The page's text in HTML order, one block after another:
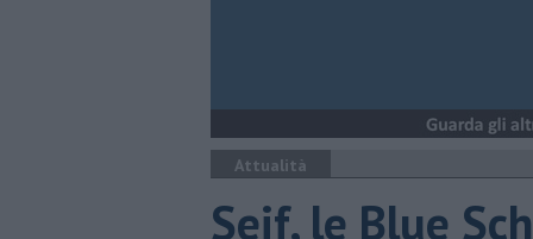
Attualità
Seif, le Blue